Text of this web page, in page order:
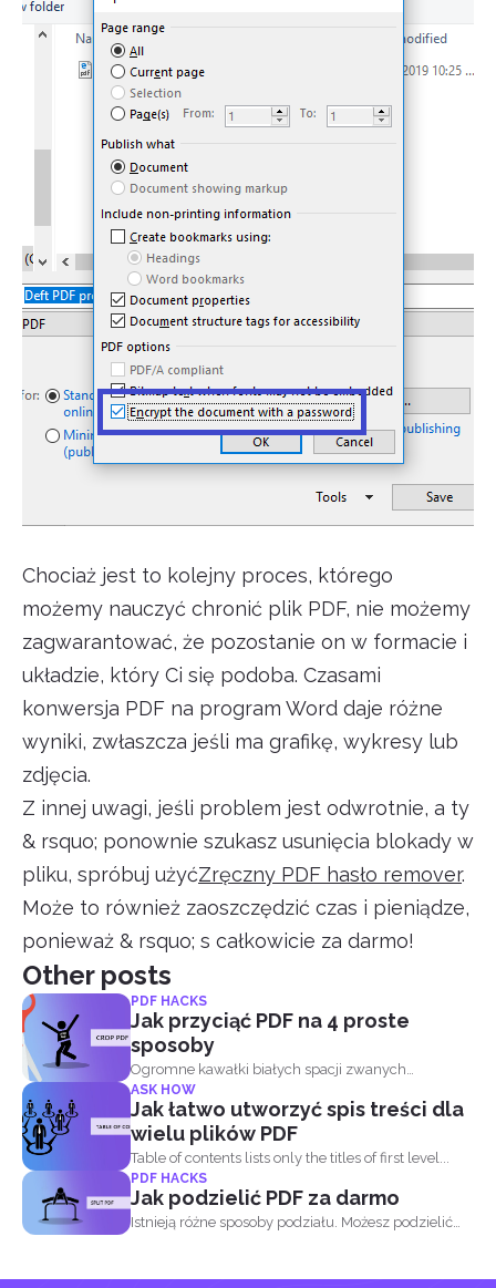
Chociaż jest to kolejny proces, którego
możemy nauczyć chronić plik PDF, nie możemy
zagwarantować, że pozostanie on w formacie i
układzie, który Ci się podoba. Czasami
konwersja PDF na program Word daje różne
wyniki, zwłaszcza jeśli ma grafikę, wykresy lub
zdjęcia.
Z innej uwagi, jeśli problem jest odwrotnie, a ty
& rsquo; ponownie szukasz usunięcia blokady w
pliku, spróbuj użyćZręczny PDF hasło remover.
Może to również zaoszczędzić czas i pieniądze,
ponieważ & rsquo; s całkowicie za darmo!
Other posts
PDF HACKS
Jak przyciąć PDF na 4 proste
sposoby
Ogromne kawałki białych spacji zwanych
marginesami lub obramowaniami...
ASK HOW
Jak łatwo utworzyć spis treści dla
wielu plików PDF
Table of contents lists only the titles of first level...
PDF HACKS
Jak podzielić PDF za darmo
Istnieją różne sposoby podziału. Możesz podzielić